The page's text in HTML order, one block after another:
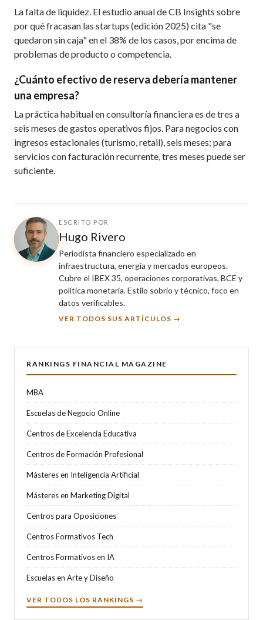
La falta de liquidez. El estudio anual de CB Insights sobre
por qué fracasan las startups (edición 2025) cita "se
quedaron sin caja" en el 38% de los casos, por encima de
problemas de producto o competencia.
¿Cuánto efectivo de reserva debería mantener
una empresa?
La práctica habitual en consultoría financiera es de tres a
seis meses de gastos operativos fijos. Para negocios con
ingresos estacionales (turismo, retail), seis meses; para
servicios con facturación recurrente, tres meses puede ser
suficiente.
ESCRITO POR
Hugo Rivero
Periodista financiero especializado en
infraestructura, energía y mercados europeos.
Cubre el IBEX 35, operaciones corporativas, BCE y
política monetaria. Estilo sobrio y técnico, foco en
datos verificables.
VER TODOS SUS ARTÍCULOS →
RANKINGS FINANCIAL MAGAZINE
MBA
Escuelas de Negocio Online
Centros de Excelencia Educativa
Centros de Formación Profesional
Másteres en Inteligencia Artificial
Másteres en Marketing Digital
Centros para Oposiciones
Centros Formativos Tech
Centros Formativos en IA
Escuelas en Arte y Diseño
VER TODOS LOS RANKINGS →